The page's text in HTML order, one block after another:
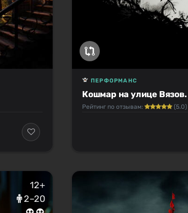
Кошмар на улице
ПЕРФОРМАНС
Рейтинг по отзывам: (5.0)
12+
2–20